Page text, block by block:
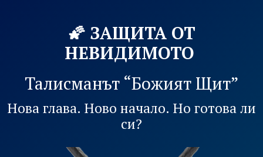
🌠 ЗАЩИТА ОТ
НЕВИДИМОТО
Талисманът “Божият Щит”
Нова глава. Ново начало. Но готова ли
си?